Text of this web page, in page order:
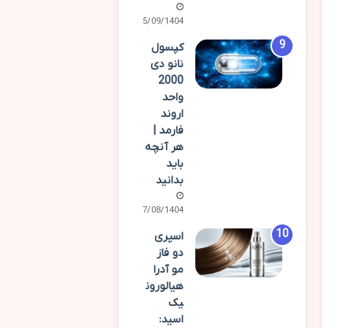
15/09/1404
کپسول
نانو دی
2000
واحد
اروند
فارمد |
هر آنچه
باید
بدانید
17/08/1404
اسپری
دو فاز
مو آدرا
هیالورون
یک
اسید: